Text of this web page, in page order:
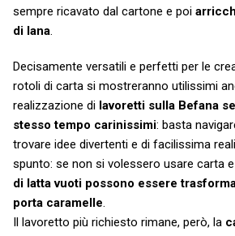
sempre ricavato dal cartone e poi
di lana.
Decisamente versatili e perfetti per le
rotoli di carta si mostreranno utilissimi
realizzazione di lavoretti sulla Befana
stesso tempo carinissimi: basta
trovare idee divertenti e di facilissima
spunto: se non si volessero usare carta
di latta vuoti possono essere
porta caramelle.
Il lavoretto più richiesto rimane, però, la